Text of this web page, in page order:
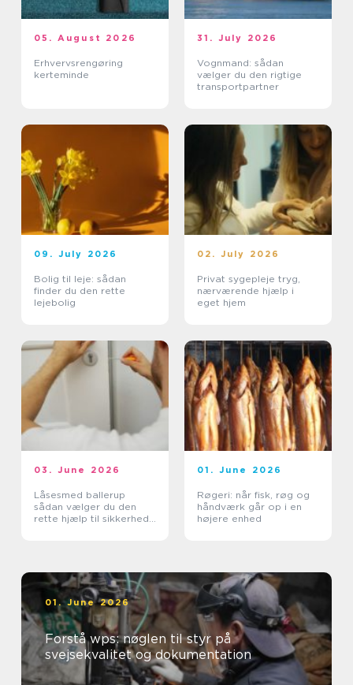
05. August 2026
Erhvervsrengøring
kerteminde
31. July 2026
Vognmand: sådan
vælger du den rigtige
transportpartner
09. July 2026
Bolig til leje: sådan
finder du den rette
lejebolig
02. July 2026
Privat sygepleje tryg,
nærværende hjælp i
eget hjem
03. June 2026
Låsesmed ballerup
sådan vælger du den
rette hjælp til sikkerhed
01. June 2026
Røgeri: når fisk, røg og
håndværk går op i en
højere enhed
01. June 2026
Forstå wps: nøglen til styr på
svejsekvalitet og dokumentation